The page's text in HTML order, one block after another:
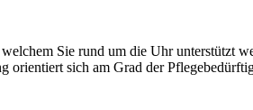
Sie rund um die Uhr unterstützt
orientiert sich am Grad der